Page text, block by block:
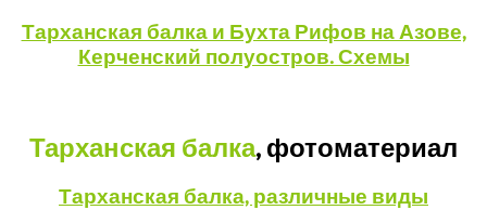
Тарханская балка и Бухта Рифов на Азове,
Керченский полуостров. Схемы
Тарханская балка, фотоматериал
Тарханская балка, различные виды